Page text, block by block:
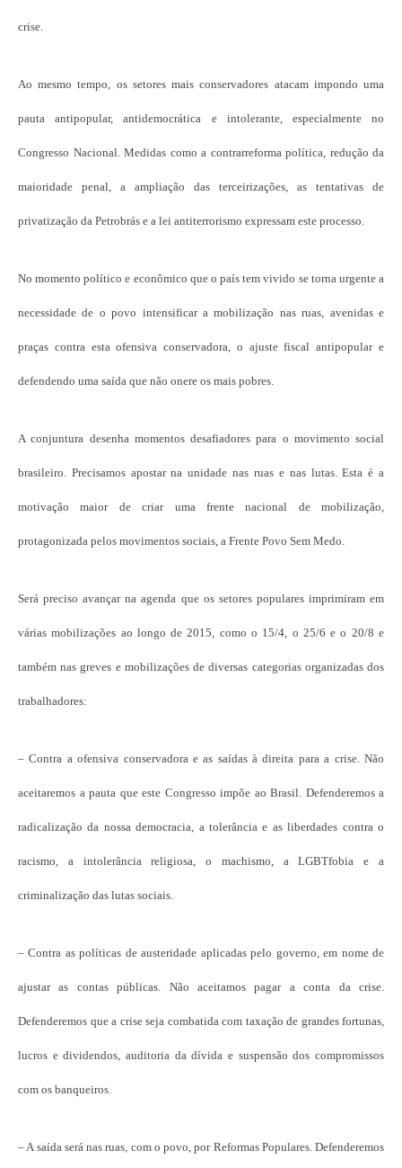
crise.
Ao mesmo tempo, os setores mais conservadores atacam impondo uma
pauta antipopular, antidemocrática e intolerante, especialmente no
Congresso Nacional. Medidas como a contrarreforma política, redução da
maioridade penal, a ampliação das terceirizações, as tentativas de
privatização da Petrobrás e a lei antiterrorismo expressam este processo.
No momento político e econômico que o país tem vivido se torna urgente a
necessidade de o povo intensificar a mobilização nas ruas, avenidas e
praças contra esta ofensiva conservadora, o ajuste fiscal antipopular e
defendendo uma saída que não onere os mais pobres.
A conjuntura desenha momentos desafiadores para o movimento social
brasileiro. Precisamos apostar na unidade nas ruas e nas lutas. Esta é a
motivação maior de criar uma frente nacional de mobilização,
protagonizada pelos movimentos sociais, a Frente Povo Sem Medo.
Será preciso avançar na agenda que os setores populares imprimiram em
várias mobilizações ao longo de 2015, como o 15/4, o 25/6 e o 20/8 e
também nas greves e mobilizações de diversas categorias organizadas dos
trabalhadores:
– Contra a ofensiva conservadora e as saídas à direita para a crise. Não
aceitaremos a pauta que este Congresso impõe ao Brasil. Defenderemos a
radicalização da nossa democracia, a tolerância e as liberdades contra o
racismo, a intolerância religiosa, o machismo, a LGBTfobia e a
criminalização das lutas sociais.
– Contra as políticas de austeridade aplicadas pelo governo, em nome de
ajustar as contas públicas. Não aceitamos pagar a conta da crise.
Defenderemos que a crise seja combatida com taxação de grandes fortunas,
lucros e dividendos, auditoria da dívida e suspensão dos compromissos
com os banqueiros.
– A saída será nas ruas, com o povo, por Reformas Populares. Defenderemos